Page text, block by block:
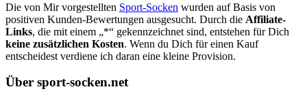
Die von Mir vorgestellten Sport-Socken wurden auf Basis von
positiven Kunden-Bewertungen ausgesucht. Durch die Affiliate-
Links, die mit einem „*“ gekennzeichnet sind, entstehen für Dich
keine zusätzlichen Kosten. Wenn du Dich für einen Kauf
entscheidest verdiene ich daran eine kleine Provision.
Über sport-socken.net